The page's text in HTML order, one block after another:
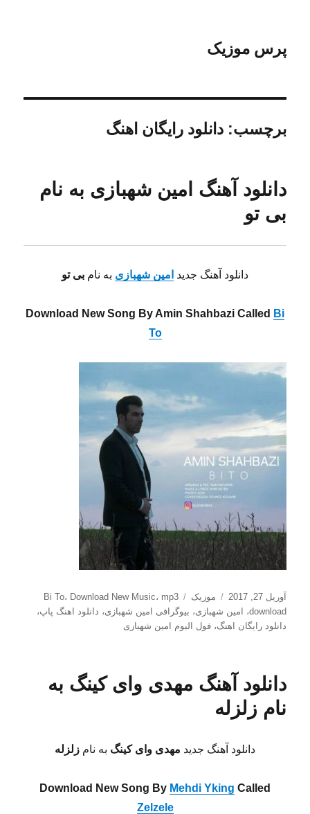
پرس موزیک
برچسب:دانلود رایگان اهنگ
دانلود آهنگ امین شهبازی به نام
بی تو
دانلود آهنگ جدید امین شهبازی به نام بی تو
Download New Song By Amin Shahbazi Called Bi
To
ارسال
شده
در
آوریل 27, 2017 دسته‌ها
موزیک برچسب‌ها Bi To، Download New Music، mp3
download، امین شهبازی، بیوگرافی امین شهبازی، دانلود اهنگ پاپ،
دانلود رایگان اهنگ،فول البوم امین شهبازی
دانلود آهنگ مهدی وای کینگ به
نام زلزله
دانلود آهنگ جدید مهدی وای کینگ به نام زلزله
Download New Song By Mehdi Yking Called
Zelzele